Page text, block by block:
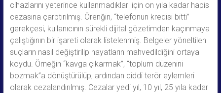
cihazlarını yeterince kullanmadıkları için on yıla kadar hapis
cezasına çarptırılmış. Örenğin, “telefonun kredisi bitti”
gerekçesi, kullanıcının sürekli dijital gözetimden kaçınmaya
çalıştığının bir işareti olarak listelenmiş. Belgeler yöneltilen
suçların nasıl değiştirilip hayatların mahvedildiğini ortaya
koydu. Örneğin “kavga çıkarmak”, “toplum düzenini
bozmak”a dönüştürülüp, ardından ciddi terör eylemleri
olarak cezalandırılmış. Cezalar yedi yıl, 10 yıl, 25 yıla kadar